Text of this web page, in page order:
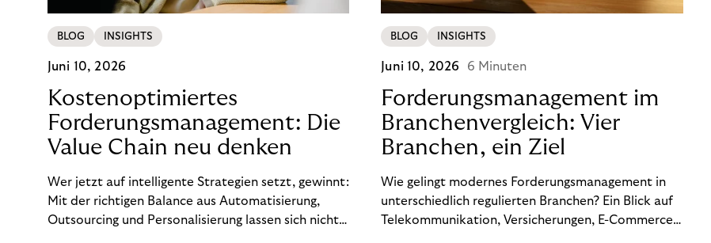
BLOG INSIGHTS
Juni 10, 2026
Kostenoptimiertes
Forderungsmanagement: Die
Value Chain neu denken
Wer jetzt auf intelligente Strategien setzt, gewinnt:
Mit der richtigen Balance aus Automatisierung,
Outsourcing und Personalisierung lassen sich nicht
BLOG INSIGHTS
Juni 10, 2026 6 Minuten
Forderungsmanagement im
Branchenvergleich: Vier
Branchen, ein Ziel
Wie gelingt modernes Forderungsmanagement in
unterschiedlich regulierten Branchen? Ein Blick auf
Telekommunikation, Versicherungen, E-Commerce